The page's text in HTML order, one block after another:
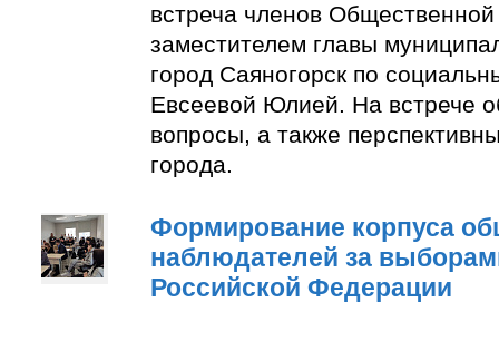
встреча членов
заместителем главы
город Саяногорск по
Евсеевой Юлией. На встрече
вопросы, а также
города.
Формирование корпуса
наблюдателей за
Российской Федерации